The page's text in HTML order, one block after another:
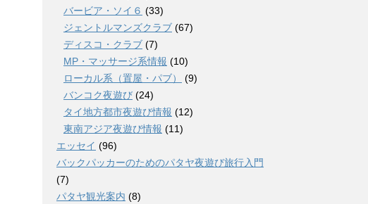
バービア・ソイ６ (33)
ジェントルマンズクラブ (67)
ディスコ・クラブ (7)
MP・マッサージ系情報 (10)
ローカル系（置屋・パブ）
(9)
バンコク夜遊び (24)
タイ地方都市夜遊び情報 (12)
東南アジア夜遊び情報 (11)
エッセイ (96)
バックパッカーのためのパタヤ夜遊び旅行入門
(7)
パタヤ観光案内 (8)